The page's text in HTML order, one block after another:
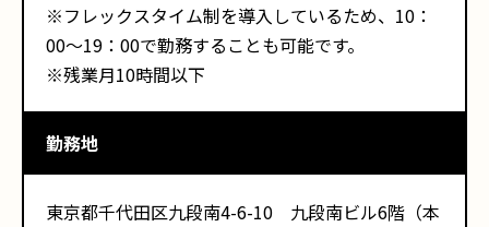
※フレックスタイム制を導入しているため、10：
00〜19：00で勤務することも可能です。
※残業月10時間以下
勤務地
東京都千代田区九段南4-6-10 九段南ビル6階（本